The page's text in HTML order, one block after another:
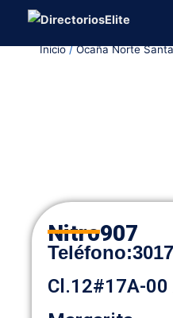
contenidoInicio/Ocaña Norte
Nitro907
Teléfono:
Cl.12#17A-